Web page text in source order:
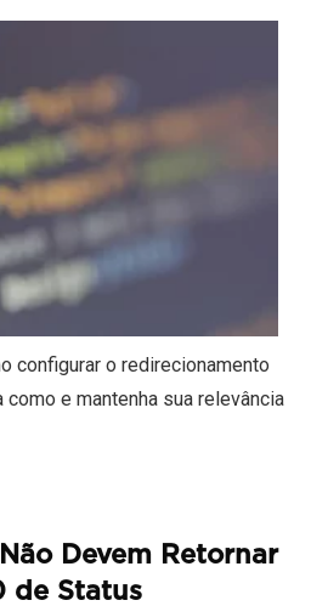
configurar o redirecionamento
e mantenha sua relevância
Devem Retornar
de Status